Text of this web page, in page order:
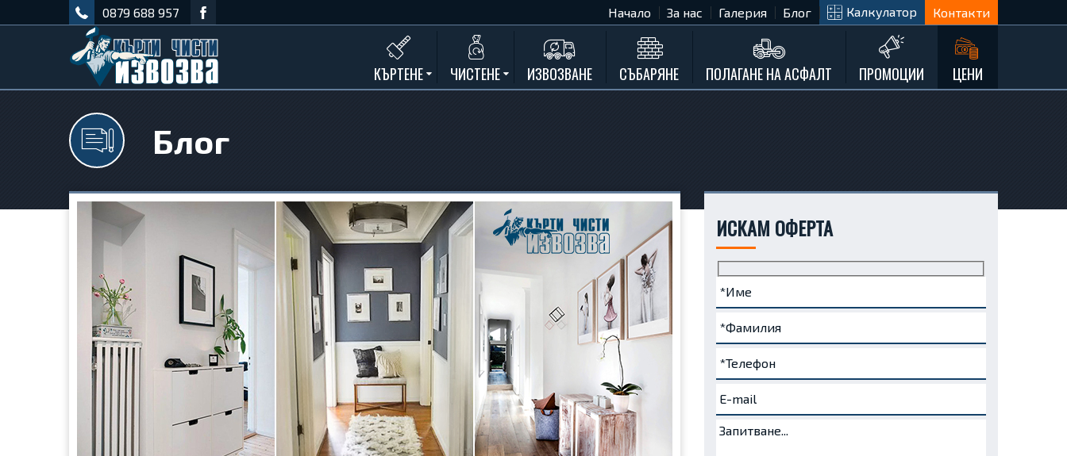
0879 688 957 Начало За нас Галерия Блог Калкулатор Контакти
КЪРТЕНЕ
Къртене на кухня
Къртене замазки и мозайки
Къртене комин
Къртене на асфалт
Къртене на дограма и подпрозорец
Къртене на дюшеме
ЧИСТЕНЕ ИЗВОЗВАНЕ СЪБАРЯНЕ ПОЛАГАНЕ НА АСФАЛТ ПРОМОЦИИ ЦЕНИ
Блог
ИСКАМ ОФЕРТА
Име
(задължително)
Фамилия
(задължително)
Телефон
(задължително)
e-
mail
Запитване...